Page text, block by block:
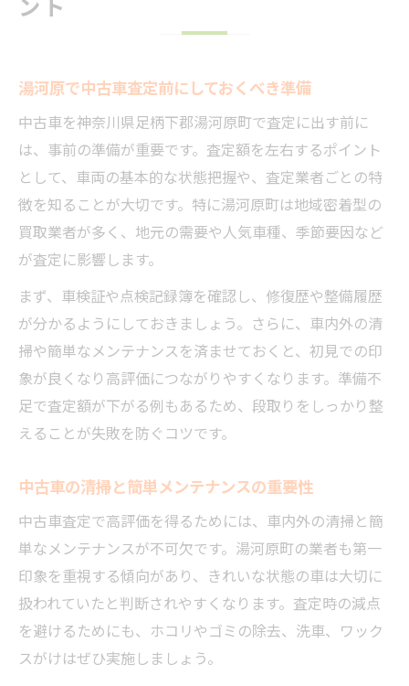
湯河原で中古車査定前にしておくべき準備
中古車を神奈川県足柄下郡湯河原町で査定に出す前に
は、事前の準備が重要です。査定額を左右するポイント
として、車両の基本的な状態把握や、査定業者ごとの特
徴を知ることが大切です。特に湯河原町は地域密着型の
買取業者が多く、地元の需要や人気車種、季節要因など
が査定に影響します。
まず、車検証や点検記録簿を確認し、修復歴や整備履歴
が分かるようにしておきましょう。さらに、車内外の清
掃や簡単なメンテナンスを済ませておくと、初見での印
象が良くなり高評価につながりやすくなります。準備不
足で査定額が下がる例もあるため、段取りをしっかり整
えることが失敗を防ぐコツです。
中古車の清掃と簡単メンテナンスの重要性
中古車査定で高評価を得るためには、車内外の清掃と簡
単なメンテナンスが不可欠です。湯河原町の業者も第一
印象を重視する傾向があり、きれいな状態の車は大切に
扱われていたと判断されやすくなります。査定時の減点
を避けるためにも、ホコリやゴミの除去、洗車、ワック
スがけはぜひ実施しましょう。